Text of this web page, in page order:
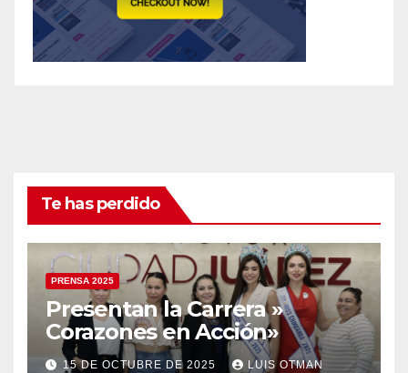
Te has perdido
PRENSA 2025
Presentan la Carrera »
Corazones en Acción»
15 DE OCTUBRE DE 2025 LUIS OTMAN